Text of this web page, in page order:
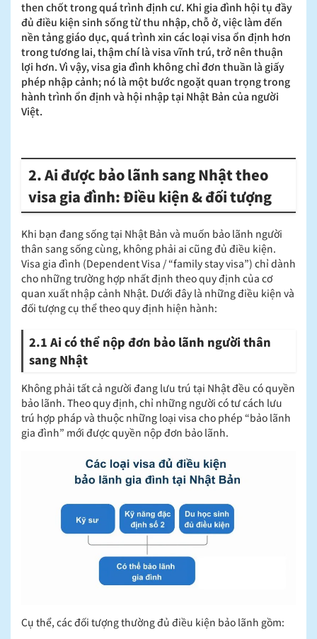
then chốt trong quá trình định cư. Khi gia đình hội tụ đầy
đủ điều kiện sinh sống từ thu nhập, chỗ ở, việc làm đến
nền tảng giáo dục, quá trình xin các loại visa ổn định hơn
trong tương lai, thậm chí là visa vĩnh trú, trở nên thuận
lợi hơn. Vì vậy, visa gia đình không chỉ đơn thuần là giấy
phép nhập cảnh; nó là một bước ngoặt quan trọng trong
hành trình ổn định và hội nhập tại Nhật Bản của người
Việt.
2. Ai được bảo lãnh sang Nhật theo
visa gia đình: Điều kiện & đối tượng
Khi bạn đang sống tại Nhật Bản và muốn bảo lãnh người
thân sang sống cùng, không phải ai cũng đủ điều kiện.
Visa gia đình (Dependent Visa / “family stay visa”) chỉ dành
cho những trường hợp nhất định theo quy định của cơ
quan xuất nhập cảnh Nhật. Dưới đây là những điều kiện và
đối tượng cụ thể theo quy định hiện hành:
2.1 Ai có thể nộp đơn bảo lãnh người thân
sang Nhật
Không phải tất cả người đang lưu trú tại Nhật đều có quyền
bảo lãnh. Theo quy định, chỉ những người có tư cách lưu
trú hợp pháp và thuộc những loại visa cho phép “bảo lãnh
gia đình” mới được quyền nộp đơn bảo lãnh.
Cụ thể, các đối tượng thường đủ điều kiện bảo lãnh gồm: